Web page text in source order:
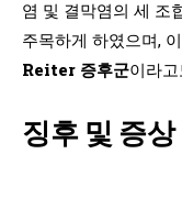
염 및 결막염의 세 조
주목하게 하였으며,
Reiter 증후군이라
징후 및 증상